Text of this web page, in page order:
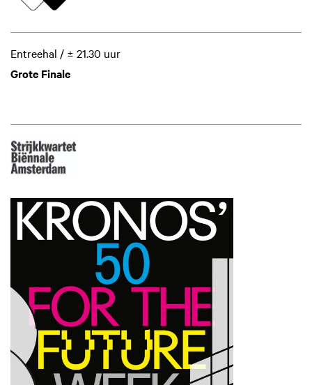
Entreehal / ± 21.30 uur
Grote Finale